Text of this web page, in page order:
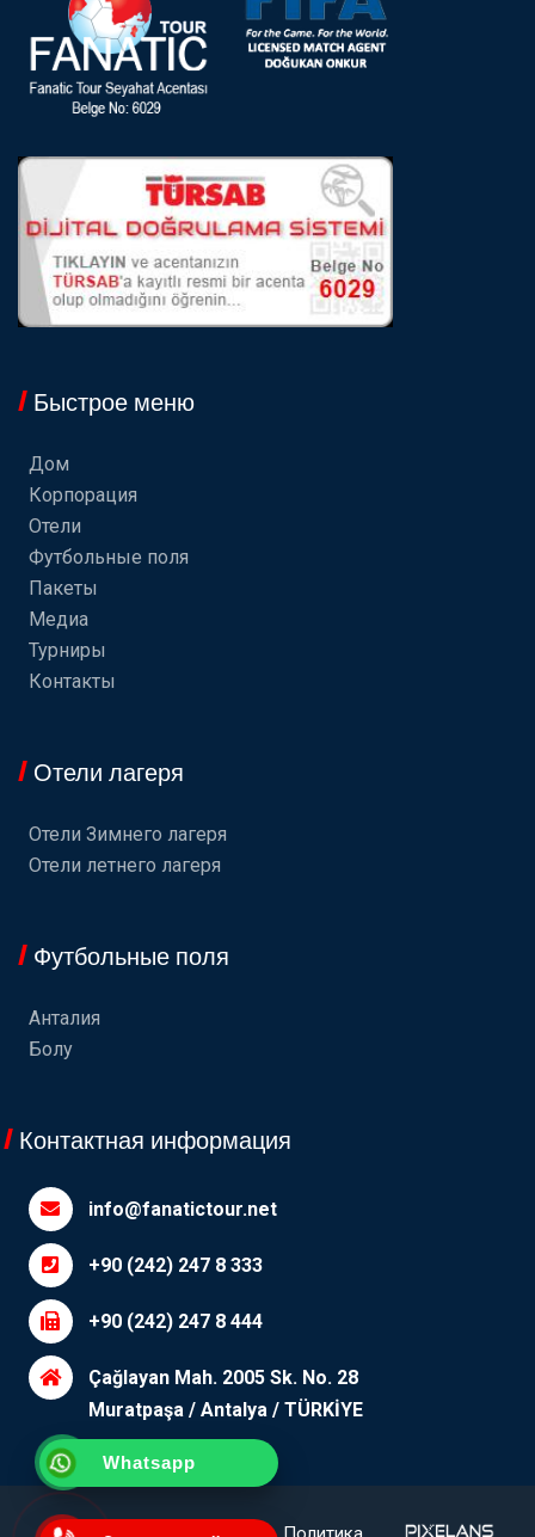
Whatsapp
Быстрое меню
Дом
Корпорация
Отели
Футбольные поля
Пакеты
Медиа
Турниры
Контакты
Отели лагеря
Отели Зимнего лагеря
Отели летнего лагеря
Футбольные поля
Анталия
Болу
Контактная информация
info@fanatictour.net
+90 (242) 247 8 333
+90 (242) 247 8 444
Çağlayan Mah. 2005 Sk. No. 28
Muratpaşa / Antalya / TÜRKİYE